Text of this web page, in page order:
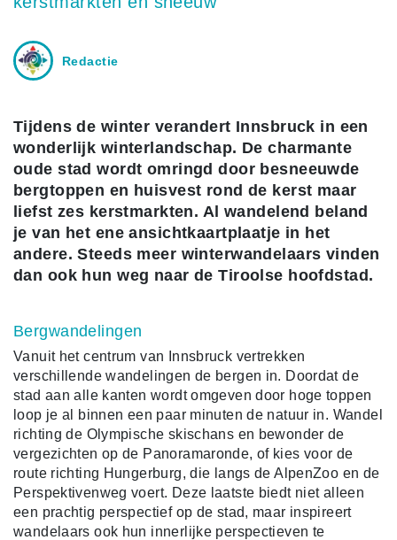
Redactie
Tijdens de winter verandert Innsbruck in een
wonderlijk winterlandschap. De charmante
oude stad wordt omringd door besneeuwde
bergtoppen en huisvest rond de kerst maar
liefst zes kerstmarkten. Al wandelend beland
je van het ene ansichtkaartplaatje in het
andere. Steeds meer winterwandelaars vinden
dan ook hun weg naar de Tiroolse hoofdstad.
Bergwandelingen
Vanuit het centrum van Innsbruck vertrekken
verschillende wandelingen de bergen in. Doordat de
stad aan alle kanten wordt omgeven door hoge toppen
loop je al binnen een paar minuten de natuur in. Wandel
richting de Olympische skischans en bewonder de
vergezichten op de Panoramaronde, of kies voor de
route richting Hungerburg, die langs de AlpenZoo en de
Perspektivenweg voert. Deze laatste biedt niet alleen
een prachtig perspectief op de stad, maar inspireert
wandelaars ook hun innerlijke perspectieven te